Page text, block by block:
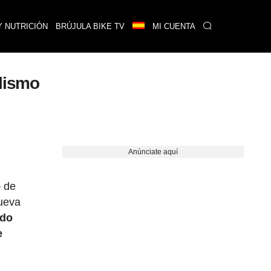
NUTRICIÓN BRÚJULA BIKE TV MI CUENTA
de
Anúnciate aquí